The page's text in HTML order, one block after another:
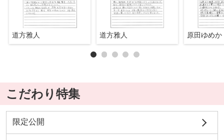
道方雅人 道方雅人 原田ゆめか
こだわり特集
限定公開